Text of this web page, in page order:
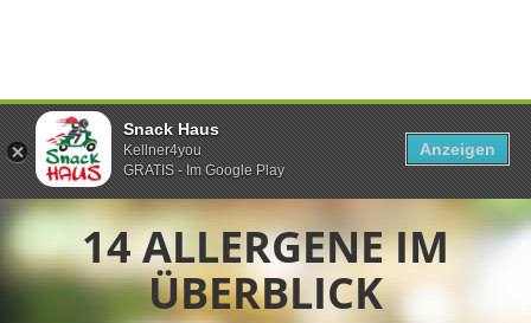
14 ALLERGENE IM
ÜBERBLICK
Snack Haus
Kellner4you
GRATIS - Im Google Play
Anzeigen